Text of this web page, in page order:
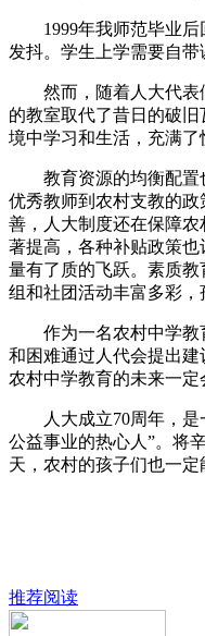
1999年我师范毕业后
发抖。学生上学需要自
然而，随着人大代表们
的教室取代了昔日的破
境中学习和生活，充满了
教育资源的均衡配置也
优秀教师到农村支教的
善，人大制度还在保障
著提高，各种补贴政策
量有了质的飞跃。素质
组和社团活动丰富多彩，
作为一名农村中学教育
和困难通过人代会提出
农村中学教育的未来一定
人大成立70周年，是一
公益事业的热心人”。将
天，农村的孩子们也一
推荐阅读